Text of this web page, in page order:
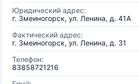
Юридический адрес:
г. Змеиногорск, ул. Ленина, д. 41А
Фактический адрес:
г. Змеиногорск, ул. Ленина, д. 31
Телефон:
83858721216